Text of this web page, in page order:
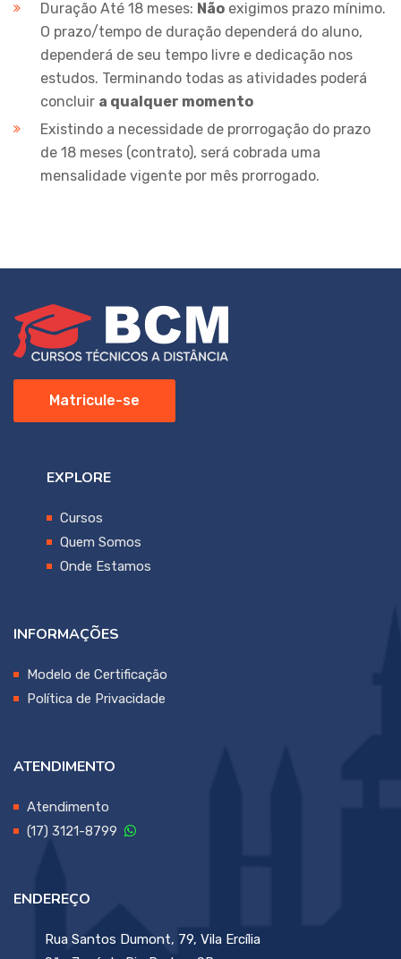
Duração Até 18 meses: Não exigimos prazo mínimo.
O prazo/tempo de duração dependerá do aluno,
dependerá de seu tempo livre e dedicação nos
estudos. Terminando todas as atividades poderá
concluir a qualquer momento
Existindo a necessidade de prorrogação do prazo
de 18 meses (contrato), será cobrada uma
mensalidade vigente por mês prorrogado.
Matricule-se
EXPLORE
Cursos
Quem Somos
Onde Estamos
INFORMAÇÕES
Modelo de Certificação
Política de Privacidade
ATENDIMENTO
Atendimento
(17) 3121-8799
ENDEREÇO
Rua Santos Dumont, 79, Vila Ercília